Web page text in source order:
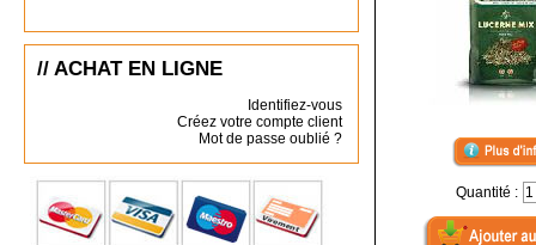
// ACHAT EN LIGNE
Identifiez-vous
Créez votre compte client
Mot de passe oublié ?
Quantité :